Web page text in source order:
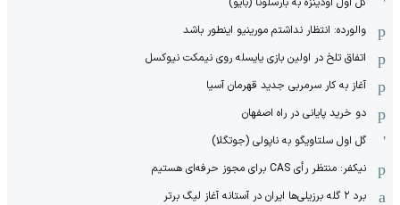
والورده: انتظار نداشتم مورینیو اینطور باشد
اتفاق تلخ در اولین بازی یایسله روی نیمکت نیوکسل
آغاز به کار سرمربی جدید قهرمان آسیا
دو خرید پایانی در راه اصفهان
گل اول سلتاویگو به ناپولی (جوتگلا)
نیکفر: منتظر رأی CAS برای مجوز حرفه‌ای هستیم
برد ۲ گله برزیلی‌ها ایران در آستانه آغاز لیگ برتر